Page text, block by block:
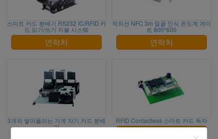
스마트 카드 분배기 RS232 IC/RFID 카
드 읽기/쓰기 지불 시스템
연락처
적외선 NFC 3m 얼굴 인식 온도계 게이
트 800*600
연락처
3개의 쌓아올리는 기계 자기 카드 분배
기
RFID Contactless 스마트 카드 독자